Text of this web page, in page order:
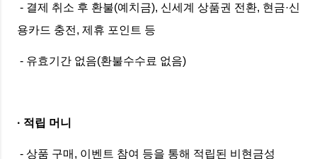
- 결제 취소 후 환불(예치금), 신세계 상품권 전환, 현금·신
용카드 충전, 제휴 포인트 등
- 유효기간 없음(환불수수료 없음)
· 적립 머니
- 상품 구매, 이벤트 참여 등을 통해 적립된 비현금성